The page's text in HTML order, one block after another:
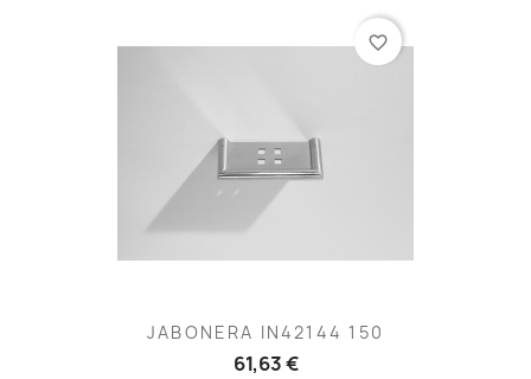
JABONERA IN42144 150
61,63 €
favorite_border